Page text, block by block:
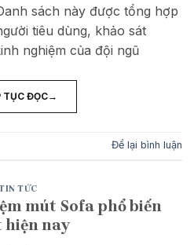
sách này được tổng hợp
tiêu dùng, khảo sát
nghiệm của đội ngũ
TỤC ĐỌC→
Để lại bình luận
TỨC
mút Sofa phổ biến
hiện nay